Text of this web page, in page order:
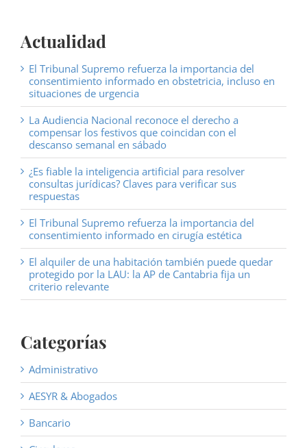
Actualidad
El Tribunal Supremo refuerza la importancia del
consentimiento informado en obstetricia, incluso en
situaciones de urgencia
La Audiencia Nacional reconoce el derecho a
compensar los festivos que coincidan con el
descanso semanal en sábado
¿Es fiable la inteligencia artificial para resolver
consultas jurídicas? Claves para verificar sus
respuestas
El Tribunal Supremo refuerza la importancia del
consentimiento informado en cirugía estética
El alquiler de una habitación también puede quedar
protegido por la LAU: la AP de Cantabria fija un
criterio relevante
Categorías
Administrativo
AESYR & Abogados
Bancario